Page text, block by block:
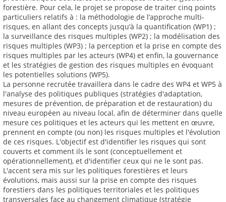
forestière. Pour cela, le projet se propose de traiter cinq points
particuliers relatifs à : la méthodologie de l’approche multi-
risques, en allant des concepts jusqu’à la quantification (WP1) ;
la surveillance des risques multiples (WP2) ; la modélisation des
risques multiples (WP3) ; la perception et la prise en compte des
risques multiples par les acteurs (WP4) et enfin, la gouvernance
et les stratégies de gestion des risques multiples en évoquant
les potentielles solutions (WP5).
La personne recrutée travaillera dans le cadre des WP4 et WP5 à
l'analyse des politiques publiques (stratégies d'adaptation,
mesures de prévention, de préparation et de restauration) du
niveau européen au niveau local, afin de déterminer dans quelle
mesure ces politiques et les acteurs qui les mettent en œuvre,
prennent en compte (ou non) les risques multiples et l'évolution
de ces risques. L'objectif est d'identifier les risques qui sont
couverts et comment ils le sont (conceptuellement et
opérationnellement), et d'identifier ceux qui ne le sont pas.
L'accent sera mis sur les politiques forestières et leurs
évolutions, mais aussi sur la prise en compte des risques
forestiers dans les politiques territoriales et les politiques
transversales face au changement climatique (stratégie